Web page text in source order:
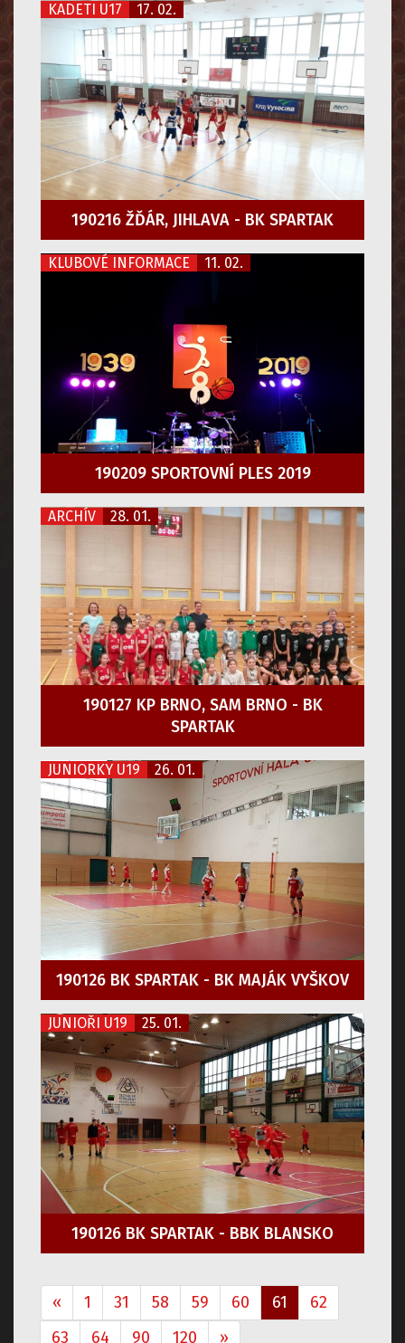
KADETI U17 17. 02.
190216 ŽĎÁR, JIHLAVA - BK SPARTAK
KLUBOVÉ INFORMACE 11. 02.
190209 SPORTOVNÍ PLES 2019
ARCHÍV 28. 01.
190127 KP BRNO, SAM BRNO - BK
SPARTAK
JUNIORKY U19 26. 01.
190126 BK SPARTAK - BK MAJÁK VYŠKOV
JUNIOŘI U19 25. 01.
190126 BK SPARTAK - BBK BLANSKO
« 1 31 58 59 60 61
62
63
64 90 120 »